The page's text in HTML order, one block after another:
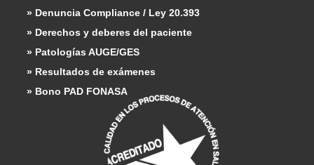
» Denuncia Compliance / Ley 20.393
» Derechos y deberes del paciente
» Patologías AUGE/GES
» Resultados de exámenes
» Bono PAD FONASA